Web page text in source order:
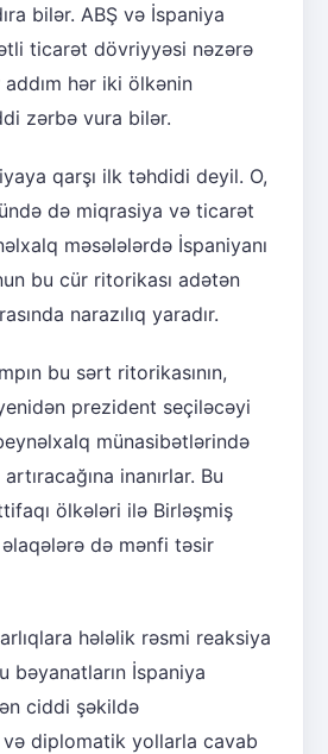
bilər. ABŞ və İspaniya
ticarət dövriyyəsi nəzərə
addım hər iki ölkənin
zərbə vura bilər.
qarşı ilk təhdidi deyil. O,
də miqrasiya və ticarət
məsələlərdə İspaniyanı
bu cür ritorikası adətən
narazılıq yaradır.
bu sərt ritorikasının,
prezident seçiləcəyi
münasibətlərində
inanırlar. Bu
ölkələri ilə Birləşmiş
əlaqələrə də mənfi təsir
hələlik rəsmi reaksiya
bəyanatların İspaniya
ciddi şəkildə
diplomatik yollarla cavab